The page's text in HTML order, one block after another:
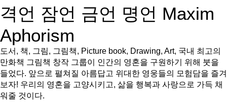
격언 잠언 금언 명언 Maxim
Aphorism
도서, 책, 그림, 그림책, Picture book, Drawing, Art, 국내 최고의
만화책 그림책 창작 그룹이 인간의 영혼을 구원하기 위해 붓을
들었다. 앞으로 펼쳐질 아름답고 위대한 영웅들의 모험담을 즐겨
보자! 우리의 영혼을 고양시키고, 삶을 행복과 사랑으로 가득 채
워줄 것이다.